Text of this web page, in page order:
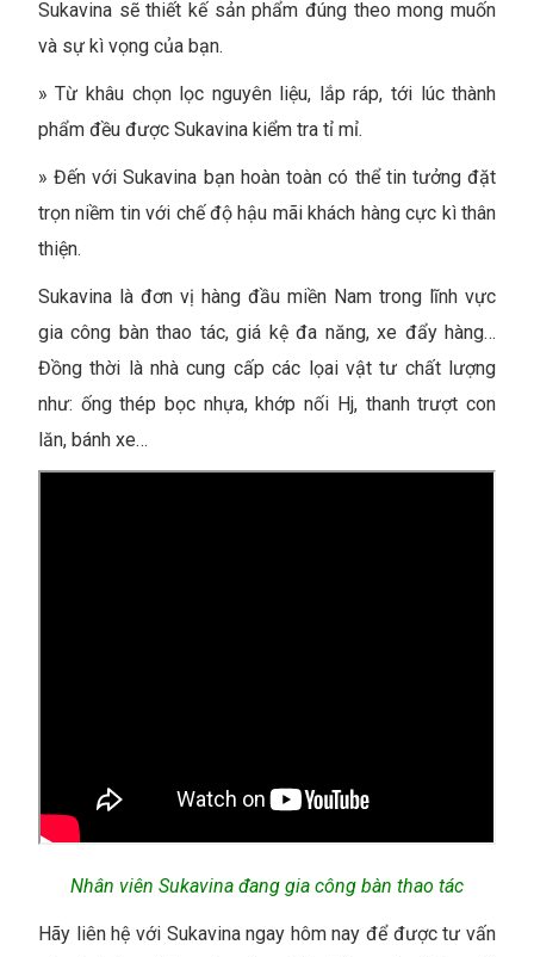
Sukavina sẽ thiết kế sản phẩm đúng theo mong muốn
và sự kì vọng của bạn.
»Từ khâu chọn lọc nguyên liệu, lắp ráp, tới lúc thành
phẩm đều được Sukavina kiểm tra tỉ mỉ.
»Đến với Sukavina bạn hoàn toàn có thể tin tưởng đặt
trọn niềm tin với chế độ hậu mãi khách hàng cực kì thân
thiện.
Sukavina là đơn vị hàng đầu miền Nam trong lĩnh vực
gia công bàn thao tác, giá kệ đa năng, xe đẩy hàng…
Đồng thời là nhà cung cấp các lọai vật tư chất lượng
như: ống thép bọc nhựa, khớp nối Hj, thanh trượt con
lăn, bánh xe…
Nhân viên Sukavina đang gia công bàn thao tác
Hãy liên hệ với Sukavina ngay hôm nay để được tư vấn